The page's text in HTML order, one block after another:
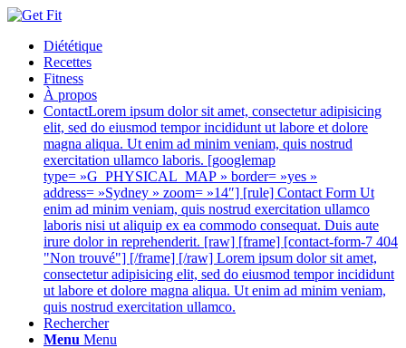
Diététique
Recettes
Fitness
À propos
ContactLorem ipsum dolor sit amet, consectetur adipisicing
elit, sed do eiusmod tempor incididunt ut labore et dolore
magna aliqua. Ut enim ad minim veniam, quis nostrud
exercitation ullamco laboris. [googlemap
type= »G_PHYSICAL_MAP » border= »yes »
address= »Sydney » zoom= »14″] [rule] Contact Form Ut
enim ad minim veniam, quis nostrud exercitation ullamco
laboris nisi ut aliquip ex ea commodo consequat. Duis aute
irure dolor in reprehenderit. [raw] [frame] [contact-form-7 404
"Non trouvé"] [/frame] [/raw] Lorem ipsum dolor sit amet,
consectetur adipisicing elit, sed do eiusmod tempor incididunt
ut labore et dolore magna aliqua. Ut enim ad minim veniam,
quis nostrud exercitation ullamco.
Rechercher
Menu Menu